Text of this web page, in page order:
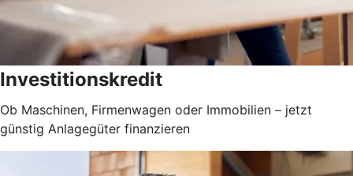
Investitionskredit
Ob Maschinen, Firmenwagen oder Immobilien – jetzt
günstig Anlagegüter finanzieren